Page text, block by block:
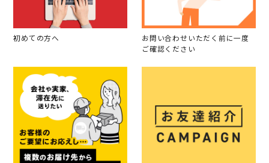
初めての方へ
お問い合わせいただく前に一度
ご確認ください